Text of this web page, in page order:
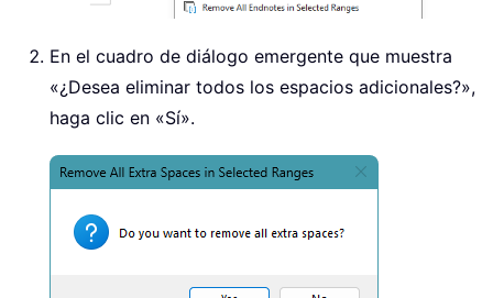
En el cuadro de diálogo emergente que muestra
«¿Desea eliminar todos los espacios adicionales?»,
haga clic en «Sí».